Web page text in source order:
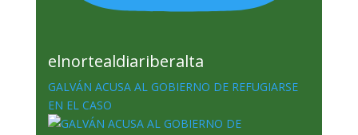
elnortealdiariberalta
GALVÁN ACUSA AL GOBIERNO DE REFUGIARSE
EN EL CASO